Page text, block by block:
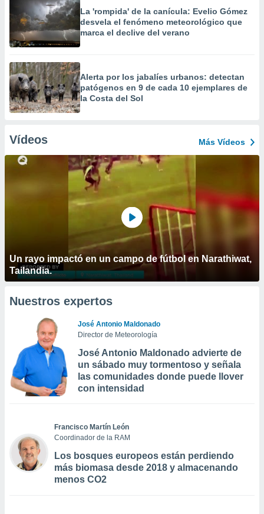
La 'rompida' de la canícula: Evelio Gómez
desvela el fenómeno meteorológico que
marca el declive del verano
Alerta por los jabalíes urbanos: detectan
patógenos en 9 de cada 10 ejemplares de
la Costa del Sol
Vídeos Más Vídeos
Un rayo impactó en un campo de fútbol en Narathiwat,
Tailandia.
Nuestros expertos
José Antonio Maldonado
Director de Meteorología
José Antonio Maldonado advierte de
un sábado muy tormentoso y señala
las comunidades donde puede llover
con intensidad
Francisco Martín León
Coordinador de la RAM
Los bosques europeos están perdiendo
más biomasa desde 2018 y almacenando
menos CO2